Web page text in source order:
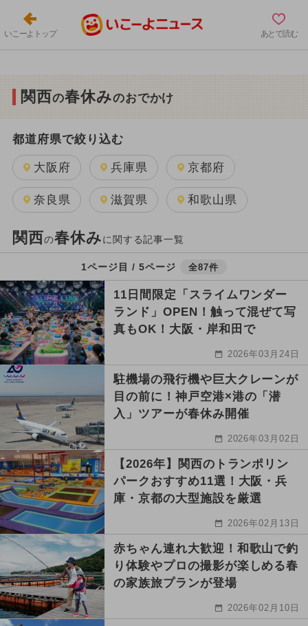
いこーよトップ あとで読む
関西の春休みのおでかけ
都道府県で絞り込む
大阪府 兵庫県 京都府
奈良県 滋賀県 和歌山県
関西の春休みに関する記事一覧
1ページ目 / 5ページ 全87件
11日間限定「スライムワンダー
ランド」OPEN！触って混ぜて写
真もOK！大阪・岸和田で
2026年03月24日
駐機場の飛行機や巨大クレーンが
目の前に！神戸空港×港の「潜
入」ツアーが春休み開催
2026年03月02日
【2026年】関西のトランポリン
パークおすすめ11選！大阪・兵
庫・京都の大型施設を厳選
2026年02月13日
赤ちゃん連れ大歓迎！和歌山で釣
り体験やプロの撮影が楽しめる春
の家族旅プランが登場
2026年02月10日